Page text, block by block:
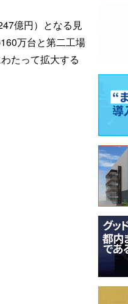
億円）となる見
万台と第二工場
たって拡大する